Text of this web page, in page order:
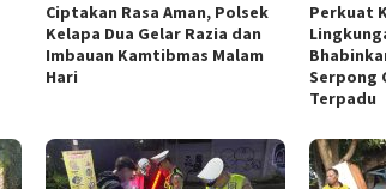
Ciptakan Rasa Aman, Polsek
Kelapa Dua Gelar Razia dan
Imbauan Kamtibmas Malam
Hari
Perkuat
Serpong
Terpadu